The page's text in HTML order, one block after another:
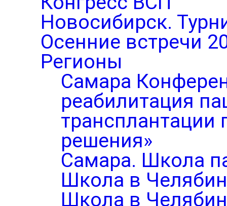
Новосибирск.
Осенние встречи
Регионы
Самара
реабилитация
трансплантации
решения»
Самара. Школа
Школа в
Школа в